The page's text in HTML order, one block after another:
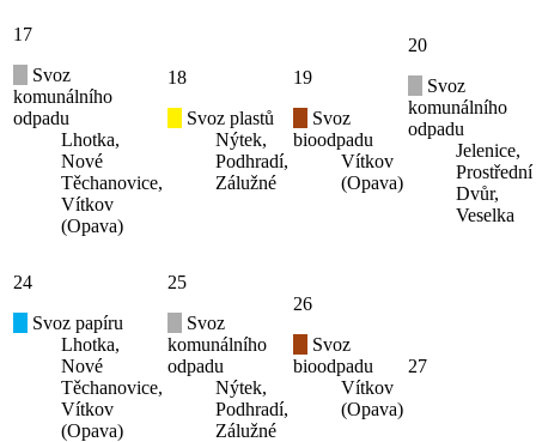
17
Svoz
komunálního
odpadu
Lhotka,
Nové
Těchanovice,
Vítkov
(Opava)
18
Svoz plastů
Nýtek,
Podhradí,
Zálužné
19
Svoz
bioodpadu
Vítkov
(Opava)
20
Svoz
komunálního
odpadu
Jelenice,
Prostřední
Dvůr,
Veselka
24
Svoz papíru
Lhotka,
Nové
Těchanovice,
Vítkov
(Opava)
25
Svoz
komunálního
odpadu
Nýtek,
Podhradí,
Zálužné
26
Svoz
bioodpadu
Vítkov
(Opava)
27